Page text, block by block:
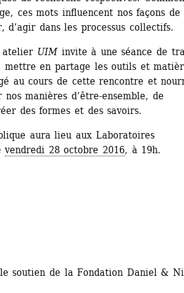
ces mots influencent nos façons de
d’agir dans les processus collectifs.
atelier UIM invite à une séance de
mettre en partage les outils et
au cours de cette rencontre et
manières d’être-ensemble, de
des formes et des savoirs.
aura lieu aux Laboratoires
vendredi 28 octobre 2016, à 19h.
soutien de la Fondation Daniel &